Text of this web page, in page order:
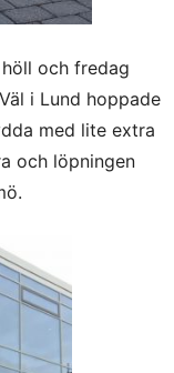
och fredag
i Lund hoppade
med lite extra
och löpningen